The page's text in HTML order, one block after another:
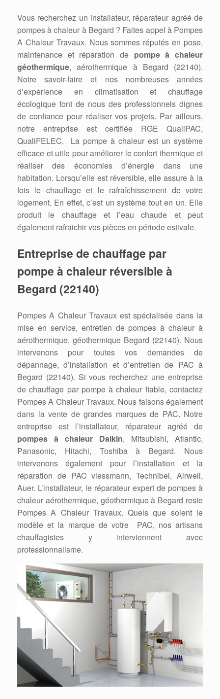
Vous recherchez un installateur, réparateur agréé de
pompes à chaleur à Begard ? Faites appel à Pompes
A Chaleur Travaux. Nous sommes réputés en pose,
maintenance et réparation de pompe à chaleur
géothermique, aérothermique à Begard (22140).
Notre savoir-faire et nos nombreuses années
d’expérience en climatisation et chauffage
écologique font de nous des professionnels dignes
de confiance pour réaliser vos projets. Par ailleurs,
notre entreprise est certifiée RGE QualiPAC,
QualiFELEC. La pompe à chaleur est un système
efficace et utile pour améliorer le confort thermique et
réaliser des économies d’énergie dans une
habitation. Lorsqu’elle est réversible, elle assure à la
fois le chauffage et le rafraîchissement de votre
logement. En effet, c’est un système tout en un. Elle
produit le chauffage et l’eau chaude et peut
également rafraichir vos pièces en période estivale.
Entreprise de chauffage par
pompe à chaleur réversible à
Begard (22140)
Pompes A Chaleur Travaux est spécialisée dans la
mise en service, entretien de pompes à chaleur à
aérothermique, géothermique Begard (22140). Nous
intervenons pour toutes vos demandes de
dépannage, d’installation et d’entretien de PAC à
Begard (22140). Si vous recherchez une entreprise
de chauffage par pompe à chaleur fiable, contactez
Pompes A Chaleur Travaux. Nous faisons également
dans la vente de grandes marques de PAC. Notre
entreprise est l’installateur, réparateur agréé de
pompes à chaleur Daikin, Mitsubishi, Atlantic,
Panasonic, Hitachi, Toshiba à Begard. Nous
intervenons également pour l’installation et la
réparation de PAC viessmann, Technibel, Airwell,
Auer. L’installateur, le réparateur expert de pompes à
chaleur aérothermique, géothermique à Begard reste
Pompes A Chaleur Travaux. Quels que soient le
modèle et la marque de votre PAC, nos artisans
chauffagistes y interviennent avec
professionnalisme.